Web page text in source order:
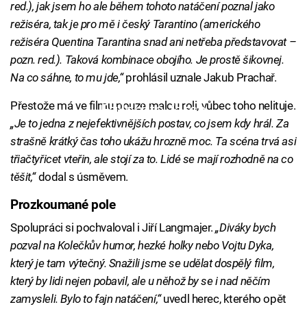
red.), jak jsem ho ale během tohoto natáčení poznal jako
režiséra, tak je pro mě i český Tarantino (amerického
režiséra Quentina Tarantina snad ani netřeba představovat –
pozn. red.). Taková kombinace obojího. Je prostě šikovnej.
Na co sáhne, to mu jde,“prohlásil uznale Jakub Prachař.
Failed to fetch
Přestože má ve filmu pouze malou roli, vůbec toho nelituje.
„Je to jedna z nejefektivnějších postav, co jsem kdy hrál. Za
strašně krátký čas toho ukážu hrozně moc. Ta scéna trvá asi
třiačtyřicet vteřin, ale stojí za to. Lidé se mají rozhodně na co
těšit,“dodal s úsměvem.
Prozkoumané pole
Spolupráci si pochvaloval i Jiří Langmajer.„Diváky bych
pozval na Kolečkův humor, hezké holky nebo Vojtu Dyka,
který je tam výtečný. Snažili jsme se udělat dospělý film,
který by lidi nejen pobavil, ale u něhož by se i nad něčím
zamysleli. Bylo to fajn natáčení,“uvedl herec, kterého opět